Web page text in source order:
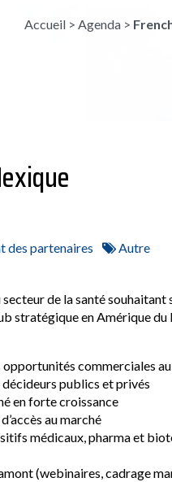
Accueil> Agenda>
des partenaires Autre
de la santé souhaitant
stratégique en Amérique
commerciales
publics et privés
en forte croissance
au marché
médicaux, pharma et
(webinaires, cadrage